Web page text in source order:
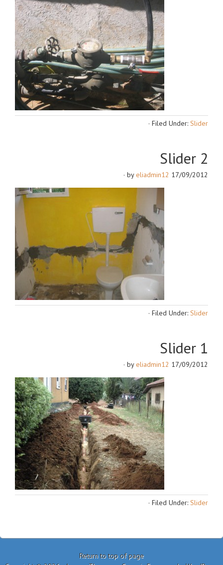
Filed Under: Slider
·
Slider 2
17/09/2012
eliadmin12
·
Filed Under: Slider
·
Slider 1
17/09/2012
eliadmin12
·
Filed Under: Slider
·
Return to top of page